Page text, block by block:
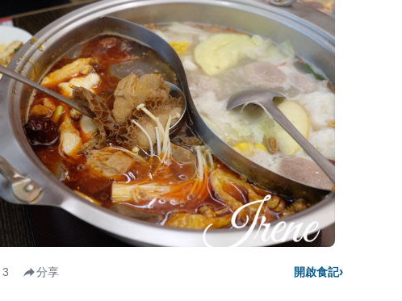
3 分享 開啟食記›